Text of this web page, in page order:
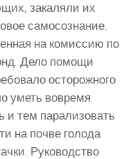
закаляли их
самосознание.
на комиссию по
Дело помощи
осторожного
уметь вовремя
и тем парализовать
на почве голода
Руководство